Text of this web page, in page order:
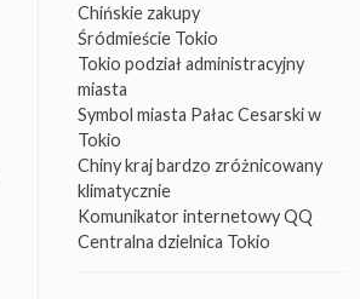
Chińskie zakupy
Śródmieście Tokio
Tokio podział administracyjny
miasta
Symbol miasta Pałac Cesarski w
Tokio
Chiny kraj bardzo zróżnicowany
klimatycznie
Komunikator internetowy QQ
Centralna dzielnica Tokio